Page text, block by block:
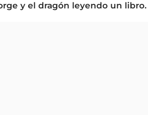
y el dragón leyendo un libro.